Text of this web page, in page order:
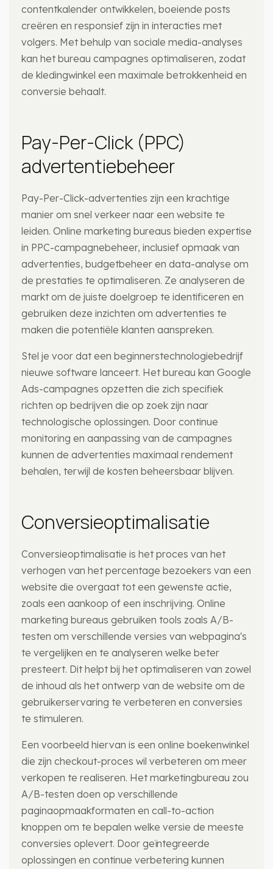
contentkalender ontwikkelen, boeiende posts
creëren en responsief zijn in interacties met
volgers. Met behulp van sociale media-analyses
kan het bureau campagnes optimaliseren, zodat
de kledingwinkel een maximale betrokkenheid en
conversie behaalt.
Pay-Per-Click (PPC)
advertentiebeheer
Pay-Per-Click-advertenties zijn een krachtige
manier om snel verkeer naar een website te
leiden. Online marketing bureaus bieden expertise
in PPC-campagnebeheer, inclusief opmaak van
advertenties, budgetbeheer en data-analyse om
de prestaties te optimaliseren. Ze analyseren de
markt om de juiste doelgroep te identificeren en
gebruiken deze inzichten om advertenties te
maken die potentiële klanten aanspreken.
Stel je voor dat een beginnerstechnologiebedrijf
nieuwe software lanceert. Het bureau kan Google
Ads-campagnes opzetten die zich specifiek
richten op bedrijven die op zoek zijn naar
technologische oplossingen. Door continue
monitoring en aanpassing van de campagnes
kunnen de advertenties maximaal rendement
behalen, terwijl de kosten beheersbaar blijven.
Conversieoptimalisatie
Conversieoptimalisatie is het proces van het
verhogen van het percentage bezoekers van een
website die overgaat tot een gewenste actie,
zoals een aankoop of een inschrijving. Online
marketing bureaus gebruiken tools zoals A/B-
testen om verschillende versies van webpagina's
te vergelijken en te analyseren welke beter
presteert. Dit helpt bij het optimaliseren van zowel
de inhoud als het ontwerp van de website om de
gebruikerservaring te verbeteren en conversies
te stimuleren.
Een voorbeeld hiervan is een online boekenwinkel
die zijn checkout-proces wil verbeteren om meer
verkopen te realiseren. Het marketingbureau zou
A/B-testen doen op verschillende
paginaopmaakformaten en call-to-action
knoppen om te bepalen welke versie de meeste
conversies oplevert. Door geïntegreerde
oplossingen en continue verbetering kunnen